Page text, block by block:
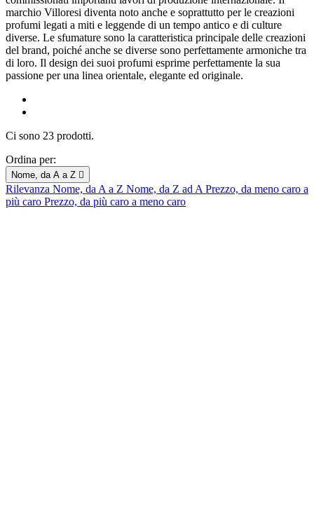
marchio Villoresi diventa noto anche e soprattutto per le creazioni
profumi legati a miti e leggende di un tempo antico e di culture
diverse. Le sfumature sono la caratteristica principale delle creazioni
del brand, poiché anche se diverse sono perfettamente armoniche tra
di loro. Il design dei suoi profumi esprime perfettamente la sua
passione per una linea orientale, elegante ed originale.
Ci sono 23 prodotti.
Ordina per:
Nome, da A a Z 
Rilevanza Nome, da A a Z Nome, da Z ad A Prezzo, da meno caro a
più caro Prezzo, da più caro a meno caro